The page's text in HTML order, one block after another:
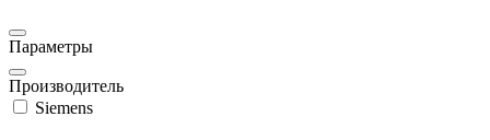
Параметры
Производитель
Siemens